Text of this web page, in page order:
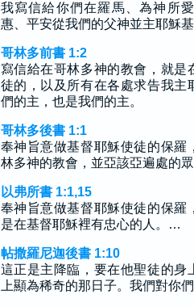
我寫信給你們在羅馬、為神所
惠、平安從我們的父神並主耶穌基
哥林多前書 1:2
寫信給在哥林多神的教會，就是
徒的，以及所有在各處求告我主
們的主，也是我們的主。
哥林多後書 1:1
奉神旨意做基督耶穌使徒的保羅
林多神的教會，並亞該亞遍處的眾
以弗所書 1:1,15
奉神旨意做基督耶穌使徒的保羅
是在基督耶穌裡有忠心的人。…
帖撒羅尼迦後書 1:10
這正是主降臨，要在他聖徒的身
上顯為稀奇的那日子。我們對你